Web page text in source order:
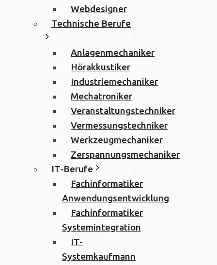
Webdesigner
Technische Berufe
Anlagenmechaniker
Hörakkustiker
Industriemechaniker
Mechatroniker
Veranstaltungstechniker
Vermessungstechniker
Werkzeugmechaniker
Zerspannungsmechaniker
IT-Berufe
Fachinformatiker
Anwendungsentwicklung
Fachinformatiker
Systemintegration
IT-
Systemkaufmann